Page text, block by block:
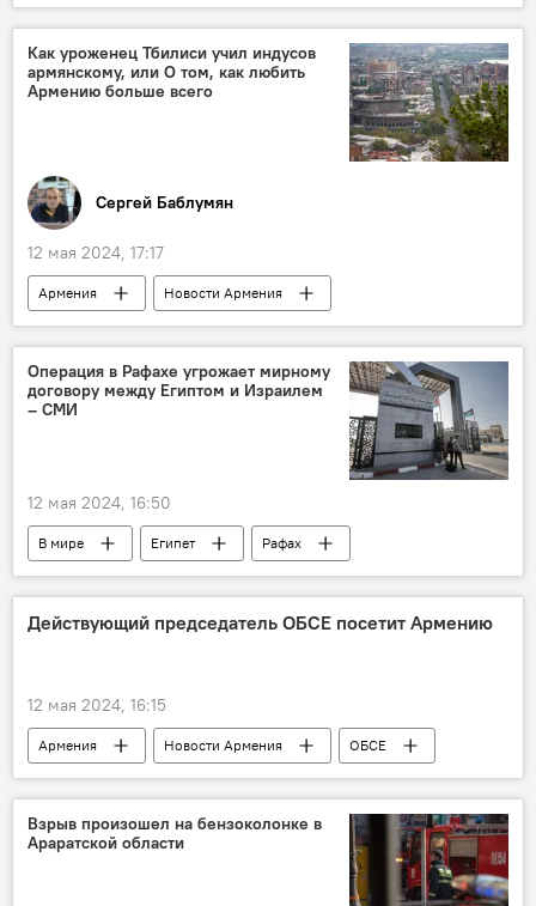
самбисты
Как уроженец Тбилиси учил индусов
армянскому, или О том, как любить
Армению больше всего
Сергей Баблумян
12 мая 2024, 17:17
Армения
Новости Армения
Колумнисты
Ереван
Операция в Рафахе угрожает мирному
договору между Египтом и Израилем
– СМИ
12 мая 2024, 16:50
В мире Египет
Рафах
Израиль
операция
Действующий председатель ОБСЕ посетит Армению
12 мая 2024, 16:15
Армения Новости Армения
ОБСЕ
Политика
Взрыв произошел на бензоколонке в
Араратской области